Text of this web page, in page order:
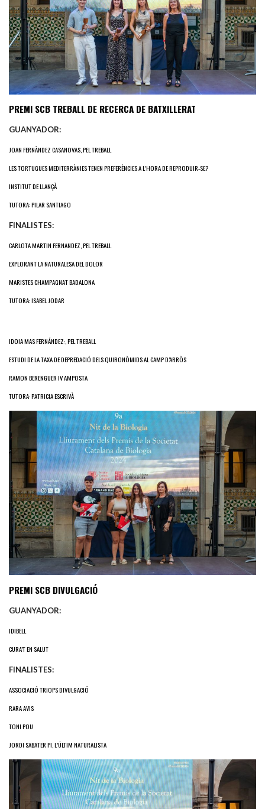
PREMI SCB TREBALL DE RECERCA DE BATXILLERAT
GUANYADOR:
JOAN FERNÀNDEZ CASANOVAS, PEL TREBALL
LES TORTUGUES MEDITERRÀNIES TENEN PREFERÈNCIES A L’HORA DE REPRODUIR-SE?
INSTITUT DE LLANÇÀ
TUTORA: PILAR SANTIAGO
FINALISTES:
CARLOTA MARTIN FERNANDEZ, PEL TREBALL
EXPLORANT LA NATURALESA DEL DOLOR
MARISTES CHAMPAGNAT BADALONA
TUTORA: ISABEL JODAR
IDOIA MAS FERNÁNDEZ:, PEL TREBALL
ESTUDI DE LA TAXA DE DEPREDACIÓ DELS QUIRONÒMIDS AL CAMP D’ARRÒS
RAMON BERENGUER IV AMPOSTA
TUTORA: PATRICIA ESCRIVÀ
PREMI SCB DIVULGACIÓ
GUANYADOR:
IDIBELL
CURA’T EN SALUT
FINALISTES:
ASSOCIACIÓ TRIOPS DIVULGACIÓ
RARA AVIS
TONI POU
JORDI SABATER PI, L’ÚLTIM NATURALISTA